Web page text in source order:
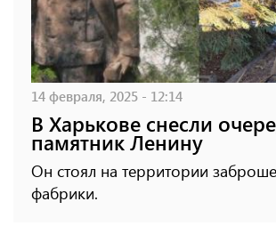
14 февраля, 2025 - 12:14
В Харькове снесли
памятник Ленину
Он стоял на территории
фабрики.